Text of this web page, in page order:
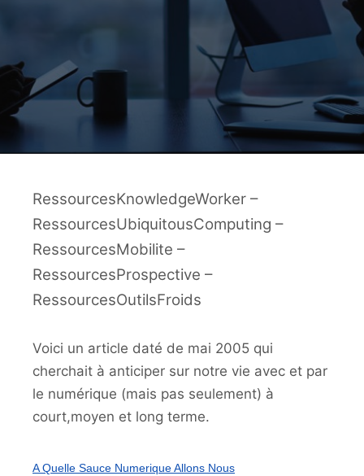
RessourcesKnowledgeWorker –
RessourcesUbiquitousComputing –
RessourcesMobilite –
RessourcesProspective –
RessourcesOutilsFroids
Voici un article daté de mai 2005 qui
cherchait à anticiper sur notre vie avec et par
le numérique (mais pas seulement) à
court,moyen et long terme.
A Quelle Sauce Numerique Allons Nous